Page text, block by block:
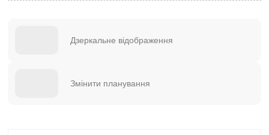
Дзеркальне відображення
Змінити планування